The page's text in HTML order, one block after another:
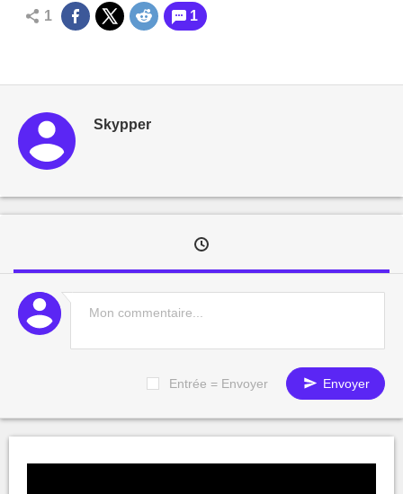
1 1
Skypper
Entrée = Envoyer Envoyer